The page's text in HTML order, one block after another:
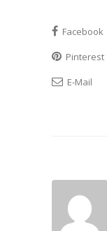
Facebook
Pinterest
E-Mail